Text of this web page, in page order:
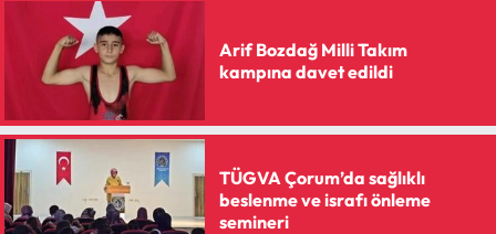
Arif Bozdağ Milli Takım
kampına davet edildi
TÜGVA Çorum’da sağlıklı
beslenme ve israfı önleme
semineri